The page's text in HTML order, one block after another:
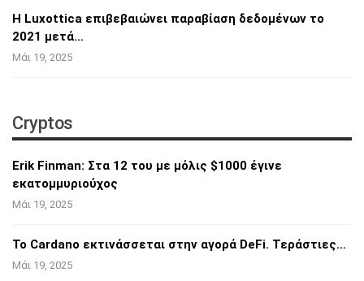
Η Luxottica επιβεβαιώνει παραβίαση δεδομένων το
2021 μετά…
Μάι 19, 2025
Cryptos
Erik Finman: Στα 12 του με μόλις $1000 έγινε
εκατομμυριούχος
Μάι 19, 2025
Το Cardano εκτινάσσεται στην αγορά DeFi. Τεράστιες…
Μάι 19, 2025